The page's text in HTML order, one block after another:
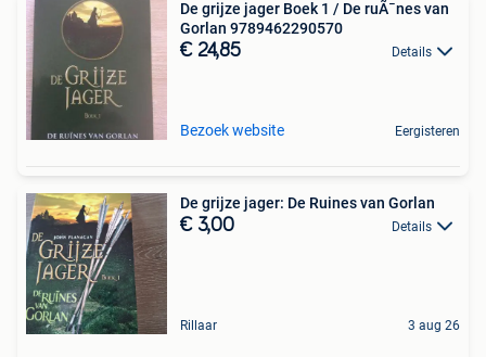
De grijze jager Boek 1 / De ruÃ¯nes van
Gorlan 9789462290570
€ 24,85 Details
Bezoek website Eergisteren
De grijze jager: De Ruines van Gorlan
€ 3,00 Details
Rillaar 3 aug 26